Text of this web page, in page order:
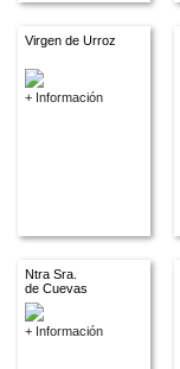
Virgen de Urroz
+ Información
Ntra Sra.
de Cuevas
+ Información